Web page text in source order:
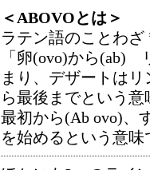
＜ABOVOとは＞
ラテン語のことわざ
「卵(ovo)から(ab)
まり、デザートは
ら最後までという
最初から(Ab ovo)、
を始めるという意